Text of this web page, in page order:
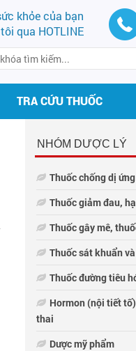
khỏe của bạn
qua HOTLINE
TRA CỨU THUỐC
NHÓM DƯỢC LÝ
Thuốc chống dị
Thuốc giảm đau,
Thuốc gây mê,
Thuốc sát khuẩn
Thuốc đường tiêu
Hormon (nội tiết
thai
Dược mỹ phẩm